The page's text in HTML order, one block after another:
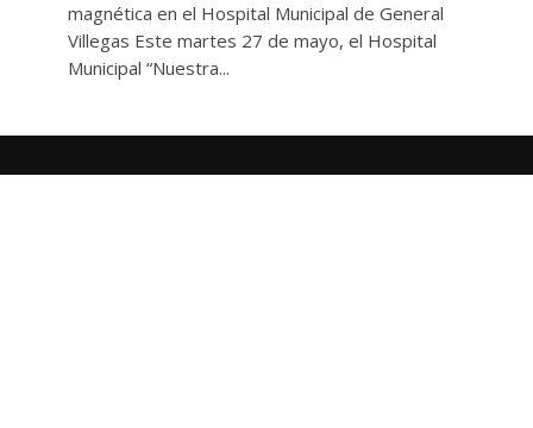
magnética en el Hospital Municipal de General
Villegas Este martes 27 de mayo, el Hospital
Municipal “Nuestra...